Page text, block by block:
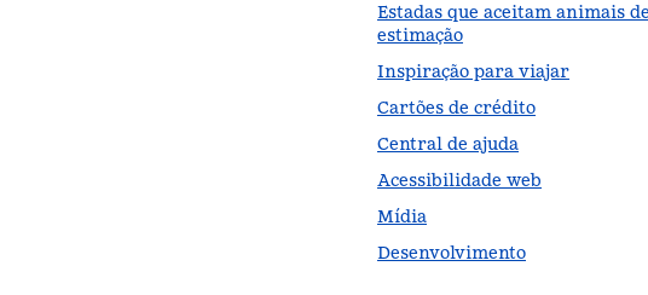
Estadas que aceitam animais de
estimação
Inspiração para viajar
Cartões de crédito
Central de ajuda
Acessibilidade web
Mídia
Desenvolvimento